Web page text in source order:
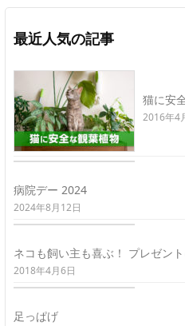
最近人気の記事
猫に安
2016年4
病院デー 2024
2024年8月12日
ネコも飼い主も喜ぶ！ プレゼン
2018年4月6日
足っぱげ